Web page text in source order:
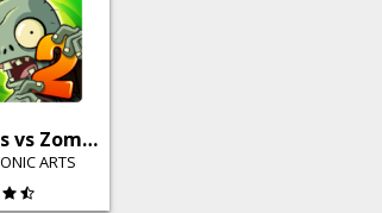
Plants vs Zombies™ 2 Free
ARTS